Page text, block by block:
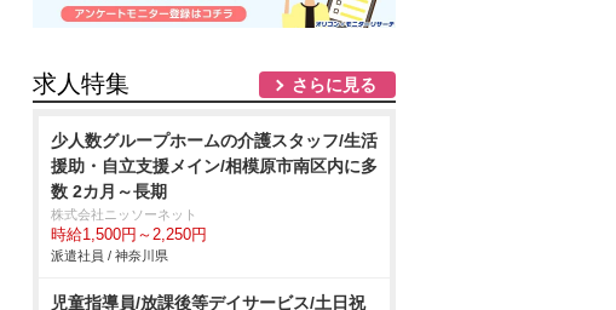
求人特集 さらに見る
少人数グループホームの介護スタッフ/生活
援助・自立支援メイン/相模原市南区内に多
数 2カ月～長期
株式会社ニッソーネット
時給1,500円～2,250円
派遣社員 / 神奈川県
児童指導員/放課後等デイサービス/土日祝